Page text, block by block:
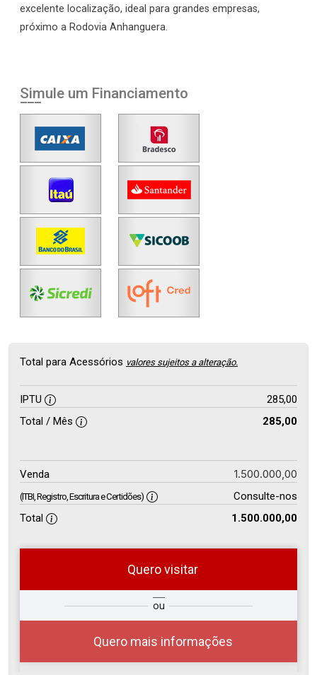
excelente localização, ideal para grandes empresas,
próximo a Rodovia Anhanguera.
Simule um Financiamento
Total para Acessórios valores sujeitos a alteração.
IPTU
285,00
Total / Mês
285,00
Venda 1.500.000,00
(ITBI, Registro, Escritura e Certidões)
Consulte-nos
Total
1.500.000,00
Quero visitar
ou
Quero mais informações
Qual o melhor dia e horário para
você?